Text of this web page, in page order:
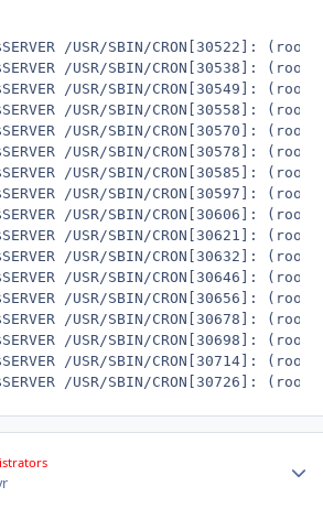
/USR/SBIN/
/USR/SBIN/
/USR/SBIN/
/USR/SBIN/
/USR/SBIN/
/USR/SBIN/
/USR/SBIN/
/USR/SBIN/
/USR/SBIN/
/USR/SBIN/
/USR/SBIN/
/USR/SBIN/CRON[30646]:
/USR/SBIN/
/USR/SBIN/
/USR/SBIN/
/USR/SBIN/